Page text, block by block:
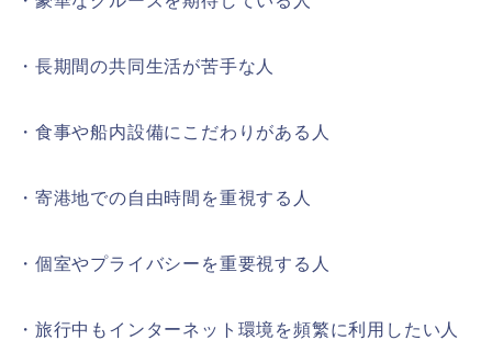
・長期間の共同生活が苦手な人
・食事や船内設備にこだわりがある人
・寄港地での自由時間を重視する人
・個室やプライバシーを重要視する人
・旅行中もインターネット環境を頻繁に利用したい人